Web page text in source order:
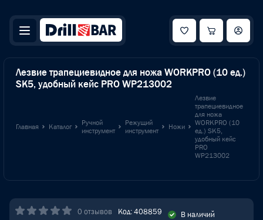
Лезвие трапециевидное для ножа WORKPRO (10 ед.)
SK5, удобный кейс PRO WP213002
Главная Каталог
Ручной
инструмент
Режущий
инструмент
Ножи
Лезвие
трапециевидное
для ножа
WORKPRO (10
ед.) SK5,
удобный кейс
PRO
WP213002
0 отзывов Код: 408859 В наличий